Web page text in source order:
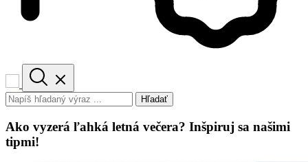
Hľadať
Ako vyzerá ľahká letná večera? Inšpiruj sa našimi
tipmi!